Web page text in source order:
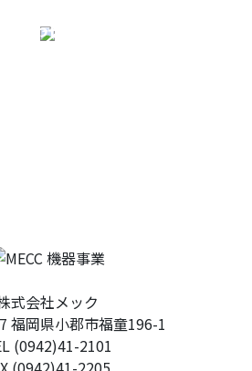
合わせ
式会社メック
福岡県小郡市福童196-1
(0942)41-2101